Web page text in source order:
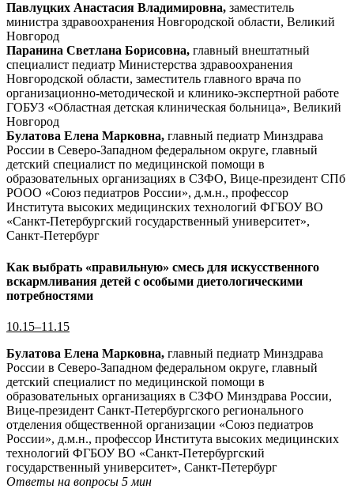
Павлуцких Анастасия Владимировна, заместитель
министра здравоохранения Новгородской области, Великий
Новгород
Паранина Светлана Борисовна, главный внештатный
специалист педиатр Министерства здравоохранения
Новгородской области, заместитель главного врача по
организационно-методической и клинико-экспертной работе
ГОБУЗ «Областная детская клиническая больница», Великий
Новгород
Булатова Елена Марковна, главный педиатр Минздрава
России в Северо-Западном федеральном округе, главный
детский специалист по медицинской помощи в
образовательных организациях в СЗФО, Вице-президент СПб
РООО «Союз педиатров России», д.м.н., профессор
Института высоких медицинских технологий ФГБОУ ВО
«Санкт-Петербургский государственный университет»,
Санкт-Петербург
Как выбрать «правильную» смесь для искусственного
вскармливания детей с особыми диетологическими
потребностями
10.15–11.15
Булатова Елена Марковна, главный педиатр Минздрава
России в Северо-Западном федеральном округе, главный
детский специалист по медицинской помощи в
образовательных организациях в СЗФО Минздрава России,
Вице-президент Санкт-Петербургского регионального
отделения общественной организации «Союз педиатров
России», д.м.н., профессор Института высоких медицинских
технологий ФГБОУ ВО «Санкт-Петербургский
государственный университет», Санкт-Петербург
Ответы на вопросы 5 мин